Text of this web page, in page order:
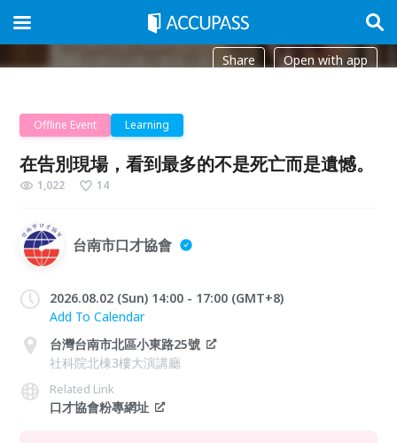
Share Open with app
Offline Event Learning
在告別現場，看到最多的不是死亡而是遺憾。
1,022 14
台南市口才協會
2026.08.02 (Sun) 14:00 - 17:00 (GMT+8)
Add To Calendar
台灣台南市北區小東路25號
社科院北棟3樓大演講廳
Related Link
口才協會粉專網址